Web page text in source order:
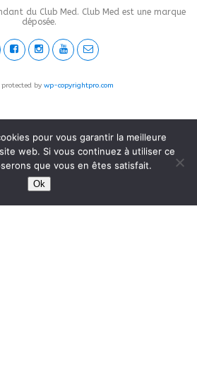
du Club Med. Club Med est une marque
déposée.
by wp-copyrightpro.com
pour vous garantir la meilleure
web. Si vous continuez à utiliser ce
que vous en êtes satisfait.
Ok